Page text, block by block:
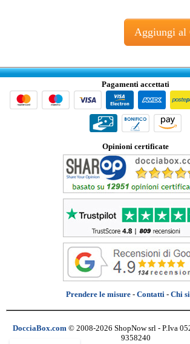
Aggiungi al
Pagamenti accettati
Opinioni certificate
Prendere le misure - Contatti - Chi
DocciaBox.com © 2008-2026 ShopNow srl - P.Iva
9358240